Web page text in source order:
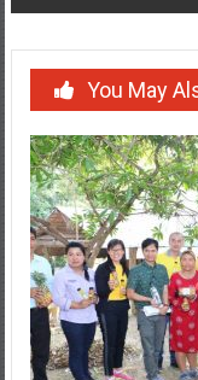
You May